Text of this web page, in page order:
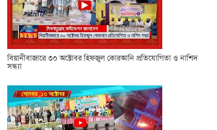
বিয়ানীবাজারে ৩০ অক্টোবর হিফজুল কোরআনি প্রতিযোগিতা ও নাশিদ
সন্ধ্যা